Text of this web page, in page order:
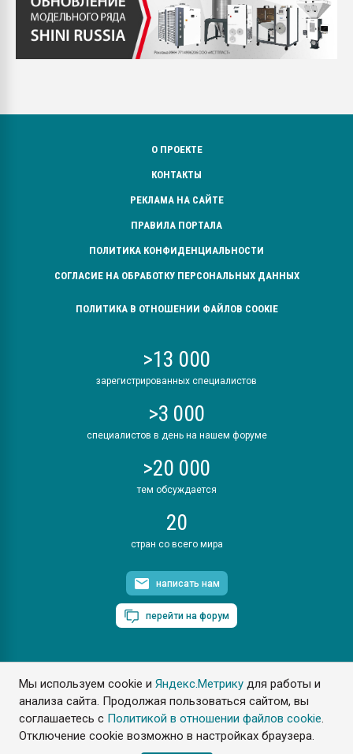
Мы используем cookie иЯндекс.Метрику для работы и
анализа сайта. Продолжая пользоваться сайтом, вы
соглашаетесь с Политикой в отношении файлов cookie.
Отключение cookie возможно в настройках браузера.
О ПРОЕКТЕ
КОНТАКТЫ
РЕКЛАМА НА САЙТЕ
ПРАВИЛА ПОРТАЛА
ПОЛИТИКА КОНФИДЕНЦИАЛЬНОСТИ
СОГЛАСИЕ НА ОБРАБОТКУ ПЕРСОНАЛЬНЫХ ДАННЫХ
ПОЛИТИКА В ОТНОШЕНИИ ФАЙЛОВ COOKIE
>13 000
зарегистрированных специалистов
>3 000
специалистов в день на нашем форуме
>20 000
тем обсуждается
20
стран со всего мира
написать нам
перейти на форум
ПластЭксперт © 2006. Все права защищены
Разрешается копирование материалов сайта с обязательной
ссылкой на www.e-plastic.ru
Разработка сайта